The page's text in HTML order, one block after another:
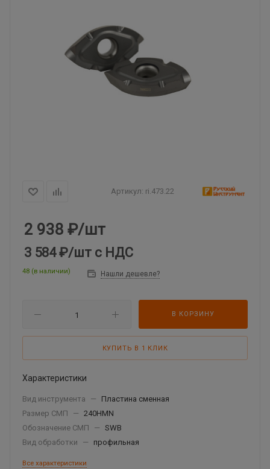
Артикул: ri.473.22
2 938 ₽/шт
3 584 ₽/шт с НДС
48 (в наличии) Нашли дешевле?
В КОРЗИНУ
КУПИТЬ В 1 КЛИК
Характеристики
Вид инструмента —
Пластина сменная
Размер СМП
— 240HMN
Обозначение СМП
— SWB
Вид обработки
— профильная
Все характеристики